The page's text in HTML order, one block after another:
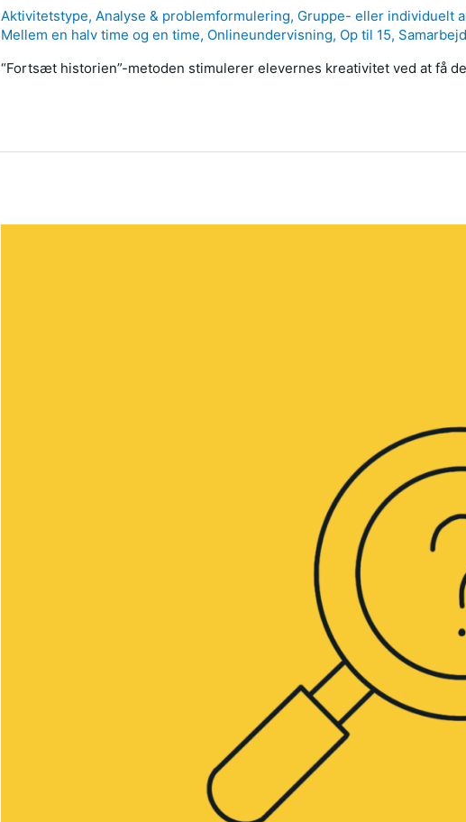
Aktivitetstype,Analyse & problemformulering, Gruppe- eller individuelt
Mellem en halv time og en time, Onlineundervisning, Op til 15,
“Fortsæt historien”-metoden stimulerer elevernes kreativitet ved at få